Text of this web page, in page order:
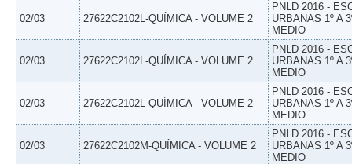
02/03 27622C2102L-QUÍMICA - VOLUME 2
PNLD 2016 -
URBANAS 1º A
MEDIO
02/03 27622C2102L-QUÍMICA - VOLUME 2
PNLD 2016 -
URBANAS 1º A
MEDIO
02/03 27622C2102L-QUÍMICA - VOLUME 2
PNLD 2016 -
URBANAS 1º A
MEDIO
02/03 27622C2102M-QUÍMICA - VOLUME 2
PNLD 2016 -
URBANAS 1º A
MEDIO